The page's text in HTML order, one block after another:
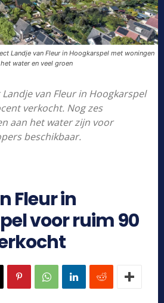
Landje van Fleur in Hoogkarspel met woningen
water en veel groen
van Fleur in Hoogkarspel
verkocht. Nog zes
aan het water zijn voor
beschikbaar.
Fleur in
voor ruim 90